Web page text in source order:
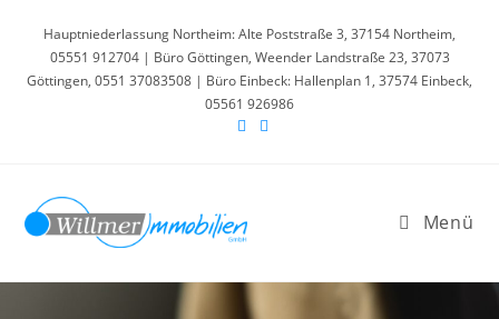
Hauptniederlassung Northeim: Alte Poststraße 3, 37154 Northeim,
05551 912704 | Büro Göttingen, Weender Landstraße 23, 37073
Göttingen, 0551 37083508 | Büro Einbeck: Hallenplan 1, 37574 Einbeck,
05561 926986
Menü